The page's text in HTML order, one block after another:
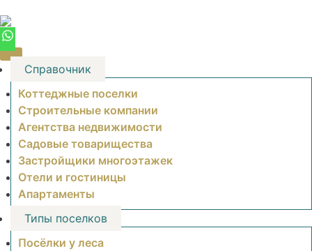
to
content
Справочник
Коттеджные поселки
Строительные компании
Агентства недвижимости
Садовые товарищества
Застройщики многоэтажек
Отели и гостиницы
Апартаменты
Типы поселков
Посёлки у леса